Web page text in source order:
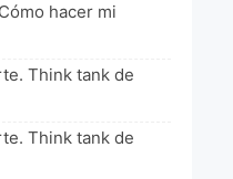
Cómo hacer mi
Think tank de
Think tank de